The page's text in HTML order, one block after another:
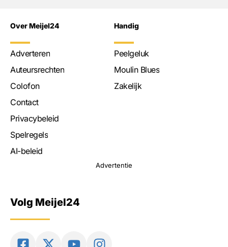
Over Meijel24
Adverteren
Auteursrechten
Colofon
Contact
Privacybeleid
Spelregels
AI-beleid
Handig
Peelgeluk
Moulin Blues
Zakelijk
Advertentie
Volg Meijel24